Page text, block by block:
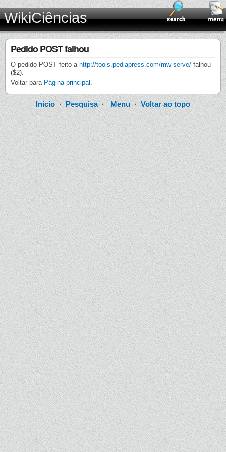
WikiCiências
Pedido POST falhou
O pedido POST feito a http://tools.pediapress.com/mw-serve/ falhou
($2).
Voltar para Página principal .
Início·Pesquisa· Menu· Voltar ao topo